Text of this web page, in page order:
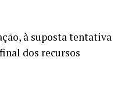
à suposta tentativa
dos recursos